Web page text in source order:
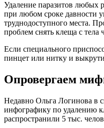
Удаление паразитов любых
при любом сроке давности
труднодоступного места.
проблем снять клеща с тела
Если специального
пинцет или нитку и
Опровергаем
Недавно Ольга Логинова в
инфографику по удалению
распространили 5 тыс.